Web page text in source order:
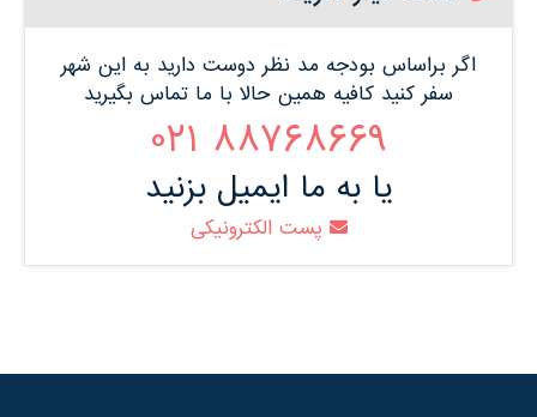
اگر براساس بودجه مد نظر دوست دارید به این شهر
سفر کنید کافیه همین حالا با ما تماس بگیرید
88768669 021
یا به ما ایمیل بزنید
پست الکترونیکی